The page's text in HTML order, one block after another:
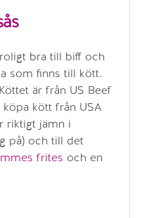
bra till biff och
som finns till kött.
är från US Beef
kött från USA
riktigt jämn i
på) och till det
frites och en